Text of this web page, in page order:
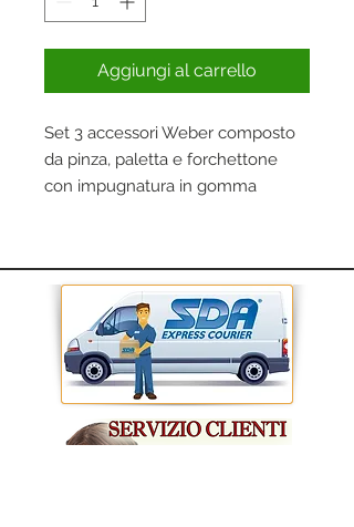
Aggiungi al carrello
Set 3 accessori Weber composto
da pinza, paletta e forchettone
con impugnatura in gomma